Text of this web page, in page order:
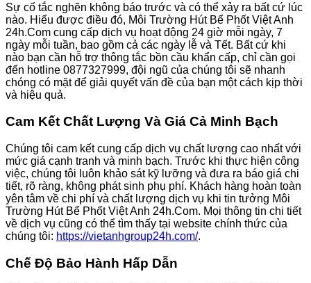
Sự cố tắc nghẽn không báo trước và có thể xảy ra bất cứ lúc
nào. Hiểu được điều đó, Môi Trường Hút Bể Phốt Việt Anh
24h.Com cung cấp dịch vụ hoạt động 24 giờ mỗi ngày, 7
ngày mỗi tuần, bao gồm cả các ngày lễ và Tết. Bất cứ khi
nào bạn cần hỗ trợ thông tắc bồn cầu khẩn cấp, chỉ cần gọi
đến hotline 0877327999, đội ngũ của chúng tôi sẽ nhanh
chóng có mặt để giải quyết vấn đề của bạn một cách kịp thời
và hiệu quả.
Cam Kết Chất Lượng Và Giá Cả Minh Bạch
Chúng tôi cam kết cung cấp dịch vụ chất lượng cao nhất với
mức giá cạnh tranh và minh bạch. Trước khi thực hiện công
việc, chúng tôi luôn khảo sát kỹ lưỡng và đưa ra báo giá chi
tiết, rõ ràng, không phát sinh phụ phí. Khách hàng hoàn toàn
yên tâm về chi phí và chất lượng dịch vụ khi tin tưởng Môi
Trường Hút Bể Phốt Việt Anh 24h.Com. Mọi thông tin chi tiết
về dịch vụ cũng có thể tìm thấy tại website chính thức của
chúng tôi: https://vietanhgroup24h.com/.
Chế Độ Bảo Hành Hấp Dẫn